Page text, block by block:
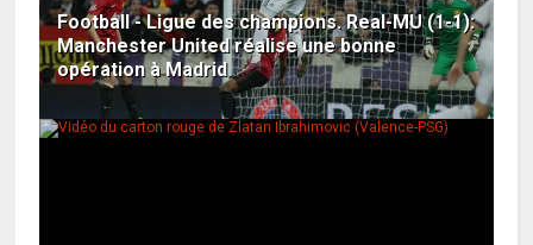
Football - Ligue des champions. Real-MU (1-1):
Manchester United réalise une bonne
opération à Madrid